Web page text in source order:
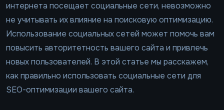
интернета посещает социальные сети, невозможно
не учитывать их влияние на поисковую оптимизацию.
Использование социальных сетей может помочь вам
повысить авторитетность вашего сайта и привлечь
новых пользователей. В этой статье мы расскажем,
как правильно использовать социальные сети для
SEO-оптимизации вашего сайта.